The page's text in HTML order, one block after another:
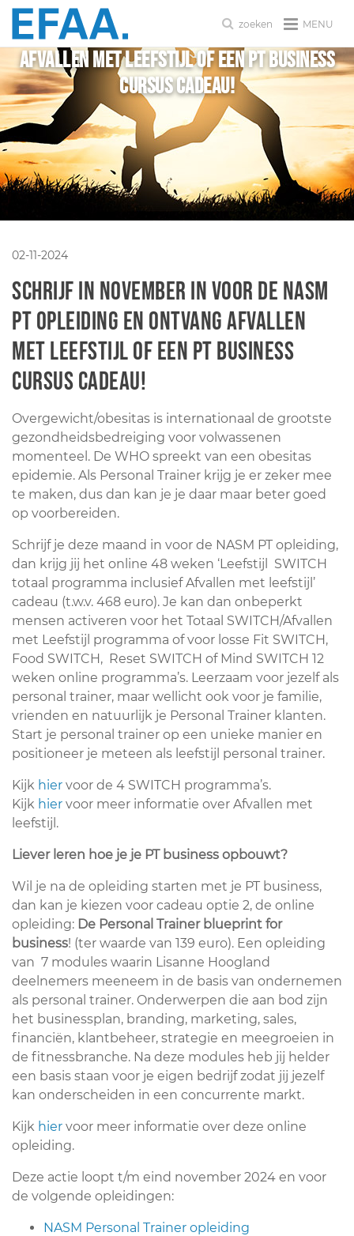
MENU
zoeken
Afvallen met leefstijl of een PT business
cursus cadeau!
02-11-2024
Schrijf in november in voor de NASM
PT opleiding en ontvang Afvallen
met leefstijl of een PT business
cursus cadeau!
Overgewicht/obesitas is internationaal de grootste
gezondheidsbedreiging voor volwassenen
momenteel. De WHO spreekt van een obesitas
epidemie. Als Personal Trainer krijg je er zeker mee
te maken, dus dan kan je je daar maar beter goed
op voorbereiden.
Schrijf je deze maand in voor de NASM PT opleiding,
dan krijg jij het online 48 weken ‘Leefstijl SWITCH
totaal programma inclusief Afvallen met leefstijl’
cadeau (t.w.v. 468 euro). Je kan dan onbeperkt
mensen activeren voor het Totaal SWITCH/Afvallen
met Leefstijl programma of voor losse Fit SWITCH,
Food SWITCH, Reset SWITCH of Mind SWITCH 12
weken online programma’s. Leerzaam voor jezelf als
personal trainer, maar wellicht ook voor je familie,
vrienden en natuurlijk je Personal Trainer klanten.
Start je personal trainer op een unieke manier en
positioneer je meteen als leefstijl personal trainer.
Kijk hier voor de 4 SWITCH programma’s.
Kijk hier voor meer informatie over Afvallen met
leefstijl.
Liever leren hoe je je PT business opbouwt?
Wil je na de opleiding starten met je PT business,
dan kan je kiezen voor cadeau optie 2, de online
opleiding: De Personal Trainer blueprint for
business! (ter waarde van 139 euro). Een opleiding
van 7 modules waarin Lisanne Hoogland
deelnemers meeneem in de basis van ondernemen
als personal trainer. Onderwerpen die aan bod zijn
het businessplan, branding, marketing, sales,
financiën, klantbeheer, strategie en meegroeien in
de fitnessbranche. Na deze modules heb jij helder
een basis staan voor je eigen bedrijf zodat jij jezelf
kan onderscheiden in een concurrente markt.
Kijk hier voor meer informatie over deze online
opleiding.
Deze actie loopt t/m eind november 2024 en voor
de volgende opleidingen:
NASM Personal Trainer opleiding